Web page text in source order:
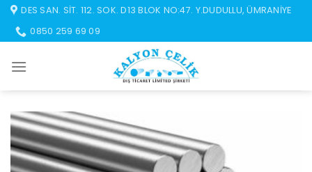
İçeriğe
atla
DES SAN. SIT. 112. SOK. D13 BLOK NO:47. Y.DUDULLU, ÜMRANIYE
0850 259 69 09